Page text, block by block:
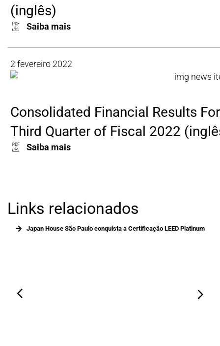
(inglês)
Saiba mais
2 fevereiro 2022
Consolidated Financial Results
Third Quarter of Fiscal 2022
Saiba mais
Links relacionados
Japan House São Paulo conquista a Certificação LEED Platinum